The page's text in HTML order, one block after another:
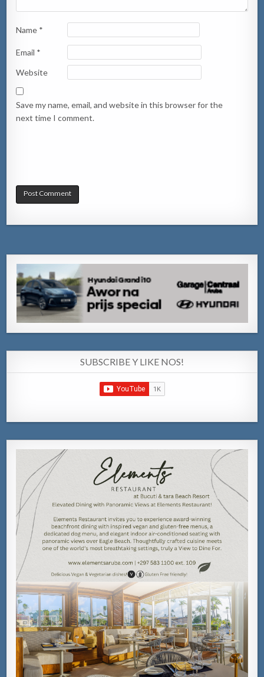
Name *
Email *
Website
Save my name, email, and website in this browser for the
next time I comment.
SUBSCRIBE Y LIKE NOS!